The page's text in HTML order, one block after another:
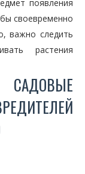
появления
своевременно
важно следить
растения